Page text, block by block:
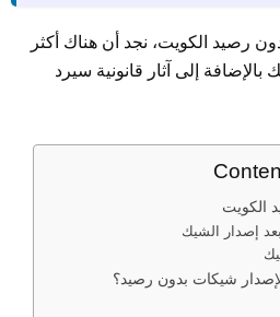
رصيد الكويت، نجد أن هناك أكثر
إلى آثار قانونية سيرد
الكويت
إصدار الشيك
لإصدار شيكات بدون رصيد؟